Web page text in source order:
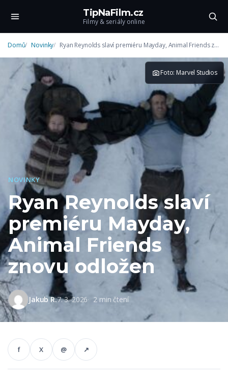
TipNaFilm.cz
Filmy & seriály online
Domů Novinky Ryan Reynolds slaví premiéru Mayday, Animal Friends znovu odložen
NOVINKY
Ryan Reynolds slaví
premiéru Mayday,
Animal Friends
znovu odložen
Jakub R.7. 3. 2026 2 min čtení
Foto: Marvel Studios
f X @ ↗